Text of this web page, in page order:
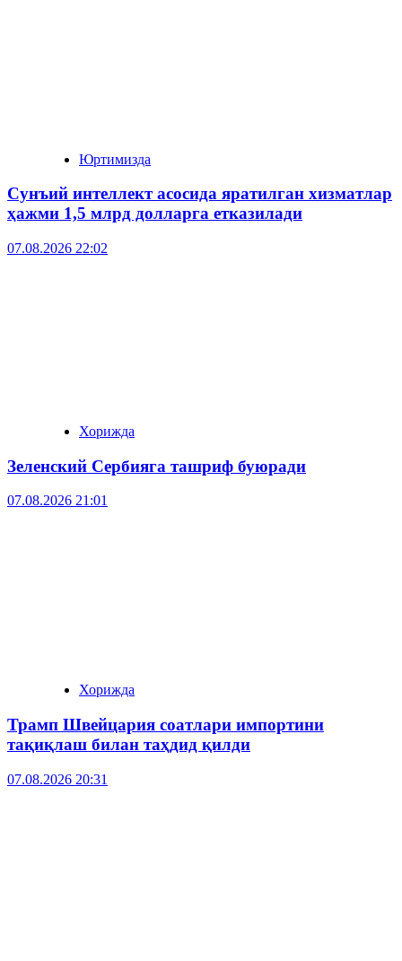
Юртимизда
Сунъий интеллект асосида яратилган хизматлар
ҳажми 1,5 млрд долларга етказилади
07.08.2026 22:02
Хорижда
Зеленский Сербияга ташриф буюради
07.08.2026 21:01
Хорижда
Трамп Швейцария соатлари импортини
тақиқлаш билан таҳдид қилди
07.08.2026 20:31